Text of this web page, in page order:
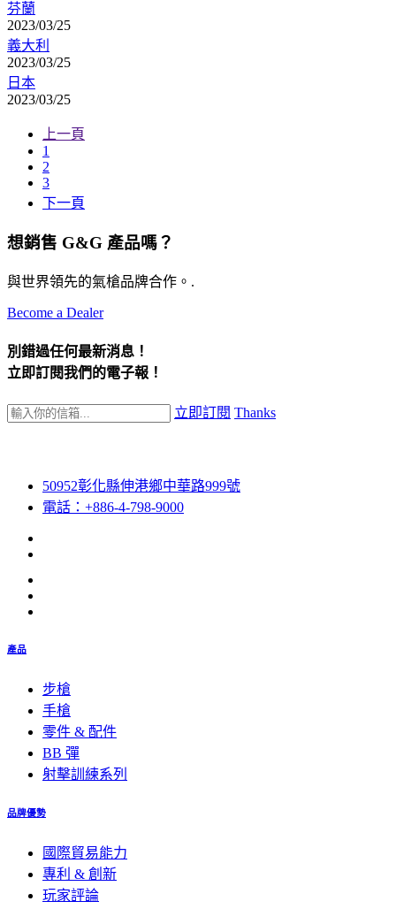
芬蘭
2023/03/25
義大利
2023/03/25
日本
2023/03/25
上一頁
1
2
3
下一頁
想銷售 G&G 產品嗎？
與世界領先的氣槍品牌合作。.
Become a Dealer
別錯過任何最新消息！
立即訂閱我們的電子報！
立即訂閱 Thanks
50952彰化縣伸港鄉中華路999號
電話：+886-4-798-9000
產品
步槍
手槍
零件 & 配件
BB 彈
射擊訓練系列
品牌優勢
國際貿易能力
專利 & 創新
玩家評論